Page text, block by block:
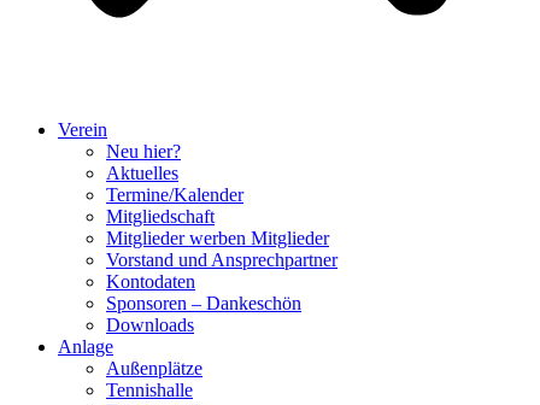
Verein
Neu hier?
Aktuelles
Termine/Kalender
Mitgliedschaft
Mitglieder werben Mitglieder
Vorstand und Ansprechpartner
Kontodaten
Sponsoren – Dankeschön
Downloads
Anlage
Außenplätze
Tennishalle